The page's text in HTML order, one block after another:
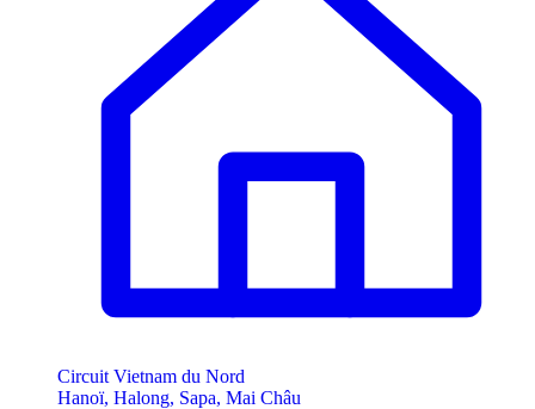
Circuit Vietnam du Nord
Hanoï, Halong, Sapa, Mai Châu